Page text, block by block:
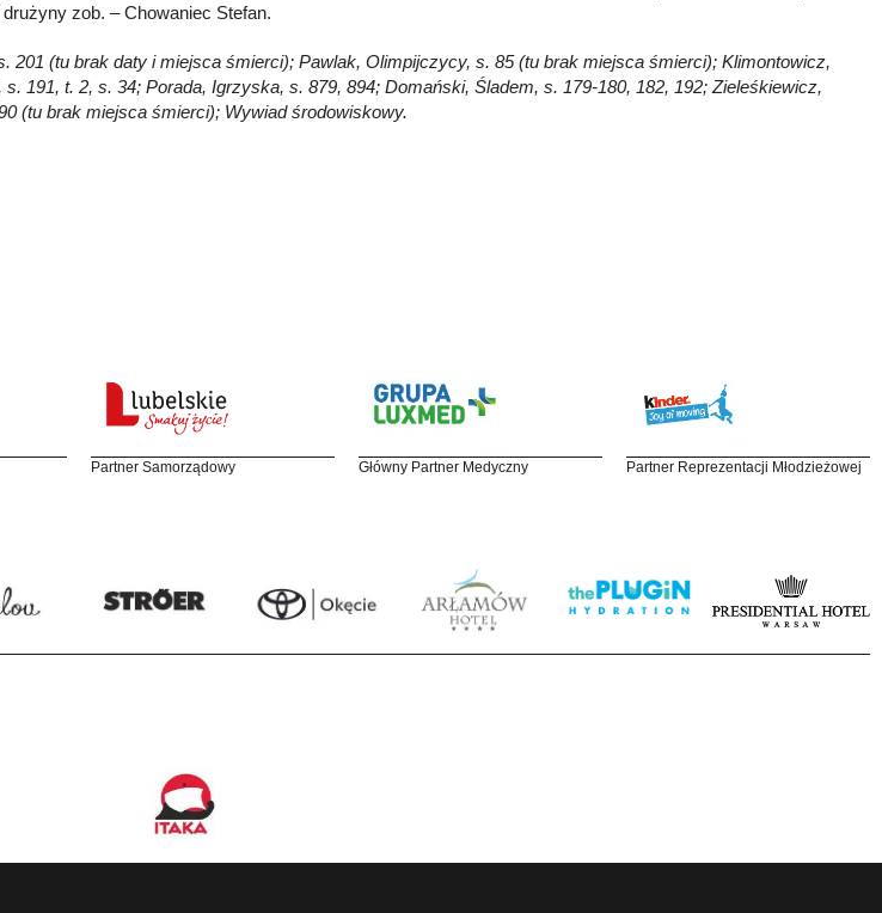
zob. – Chowaniec Stefan.
201 (tu brak daty i miejsca śmierci); Pawlak, Olimpijczycy, s. 85 (tu brak miejsca śmierci); Klimontowicz,
191, t. 2, s. 34; Porada, Igrzyska, s. 879, 894; Domański, Śladem, s. 179-180, 182, 192; Zieleśkiewicz,
(tu brak miejsca śmierci); Wywiad środowiskowy.
Partner Samorządowy Główny Partner Medyczny Partner Reprezentacji Młodzieżowej